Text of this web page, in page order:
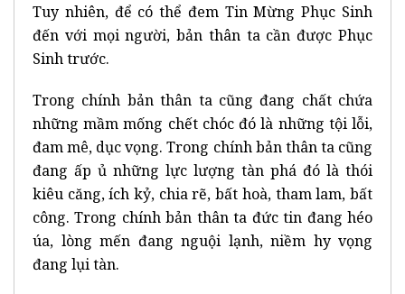
Tuy nhiên, để có thể đem Tin Mừng Phục Sinh
đến với mọi người, bản thân ta cần được Phục
Sinh trước.
Trong chính bản thân ta cũng đang chất chứa
những mầm mống chết chóc đó là những tội lỗi,
đam mê, dục vọng. Trong chính bản thân ta cũng
đang ấp ủ những lực lượng tàn phá đó là thói
kiêu căng, ích kỷ, chia rẽ, bất hoà, tham lam, bất
công. Trong chính bản thân ta đức tin đang héo
úa, lòng mến đang nguội lạnh, niềm hy vọng
đang lụi tàn.